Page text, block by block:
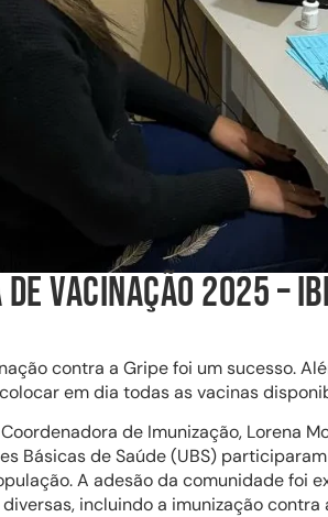
VACINAÇÃO 2025 –
contra a Gripe foi um sucesso.
em dia todas as vacinas
de Imunização, Lorena
Básicas de Saúde (UBS)
A adesão da comunidade foi
incluindo a imunização